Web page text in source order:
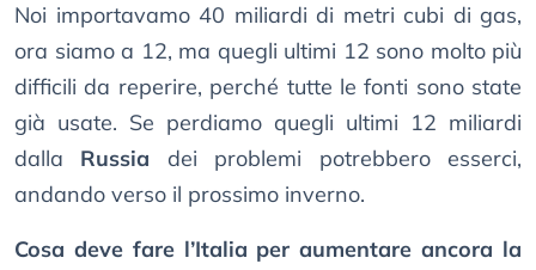
Noi importavamo 40 miliardi di metri cubi di gas,
ora siamo a 12, ma quegli ultimi 12 sono molto più
difficili da reperire, perché tutte le fonti sono state
già usate. Se perdiamo quegli ultimi 12 miliardi
dalla Russia dei problemi potrebbero esserci,
andando verso il prossimo inverno.
Cosa deve fare l’Italia per aumentare ancora la